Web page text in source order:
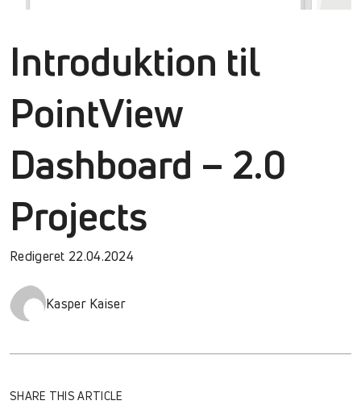
Introduktion til
PointView
Dashboard – 2.0
Projects
Redigeret 22.04.2024
Kasper Kaiser
SHARE THIS ARTICLE